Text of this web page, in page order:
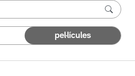
pel·lícules